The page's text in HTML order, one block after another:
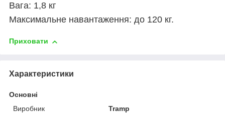
Вага: 1,8 кг
Максимальне навантаження: до 120 кг.
Приховати
Характеристики
Основні
Виробник
Tramp